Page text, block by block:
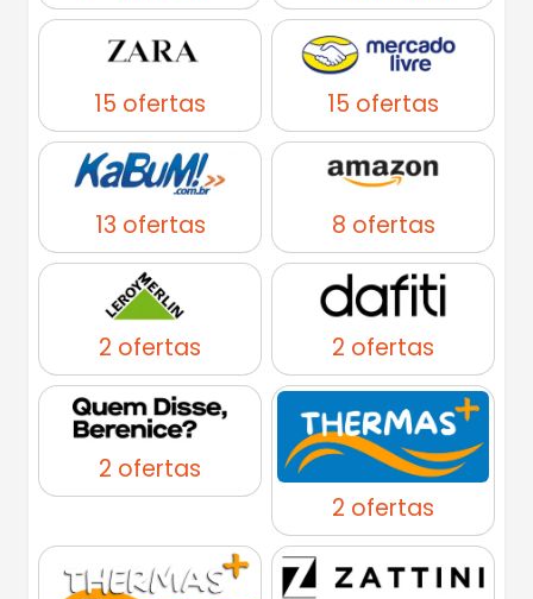
15 ofertas 15 ofertas
13 ofertas 8 ofertas
2 ofertas 2 ofertas
2 ofertas
2 ofertas